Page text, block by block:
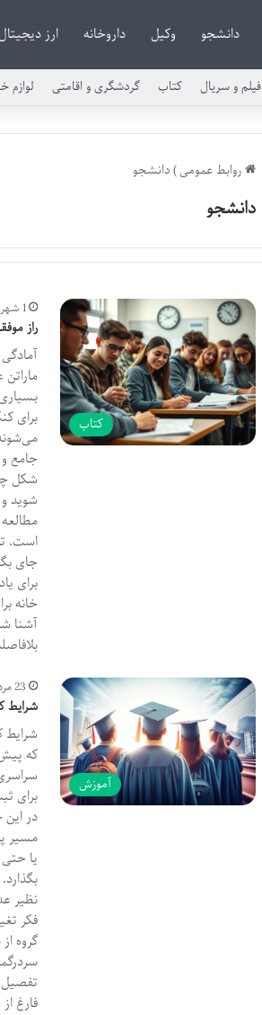
دانشجو وکیل داروخانه ارز
فیلم و سریال کتاب گردشگری و اقامتی لوازم
روابط عمومی)دانشجو
دانشجو
کتاب
1 شهریور 04
راز
برای
جامع و
شکل
شوید
است.
جای
برای
خانه
آشنا
آموزش
23 مرداد 04
شرایط کنکور 1404 برای
که
برای
در
مسیر
یا
نظیر
فکر
گروه
فارغ